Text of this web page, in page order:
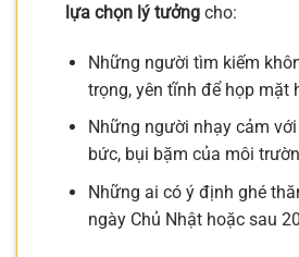
lựa chọn lý tưởng cho:
Những người tìm kiếm
trọng, yên tĩnh để họp mặt
Những người nhạy cảm
bức, bụi bặm của môi
Những ai có ý định ghé
ngày Chủ Nhật hoặc sau